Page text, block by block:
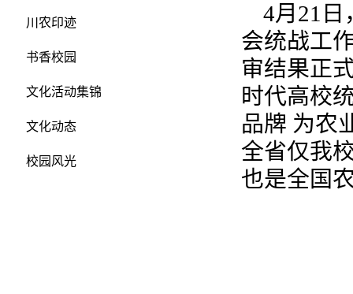
川农印迹
书香校园
文化活动集锦
文化动态
校园风光
4月21日
会统战工
审结果正
时代高校
品牌 为农
全省仅我
也是全国